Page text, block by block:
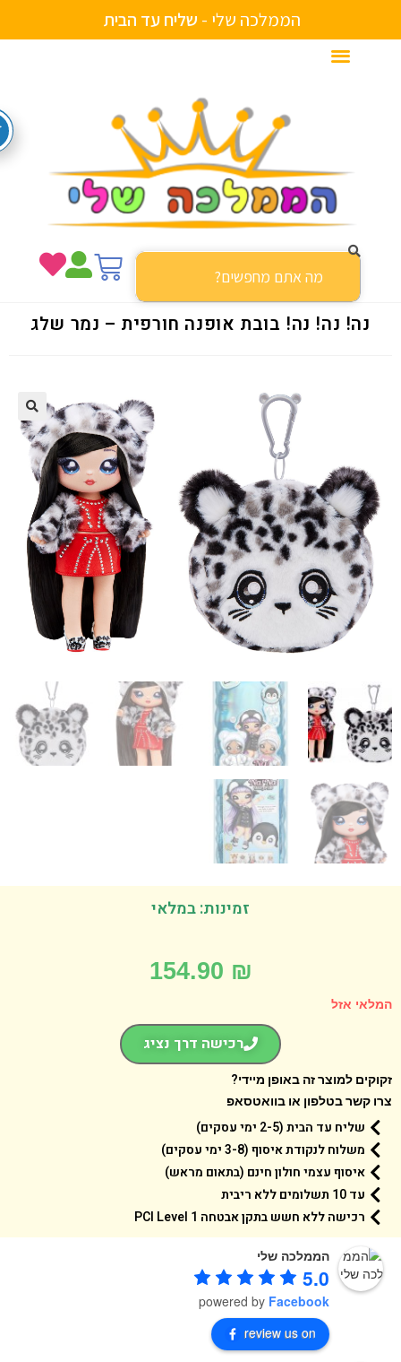
הממלכה שלי -ש לי חעד הבי ת
נה! נה! נה! בובת אופנה חורפית – נמר שלג
זמינות: במלאי
154.90
אזל
רכישה דרך נציג
למוצר זה באופן מיידי?
קשר בטלפון או בוואטסאפ
שליח עד הבית (2-5 ימי עסקים)
משלוח לנקודת איסוף (3-8 ימי עסקים)
איסוף עצמי חולון חינם (בתאום מראש)
עד 10 תשלומים ללא ריבית
רכישה ללא חשש בתקן אבטחה 1 PCI Level
הממלכה שלי
5.0
powered byFacebook
review us on